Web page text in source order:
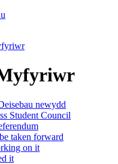
newydd
Student Council
taken forward
on it
it